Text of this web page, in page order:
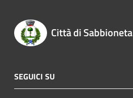
Città di Sabbioneta
SEGUICI SU